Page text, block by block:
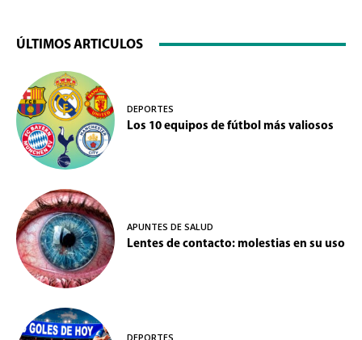
ÚLTIMOS ARTICULOS
DEPORTES
Los 10 equipos de fútbol más valiosos
APUNTES DE SALUD
Lentes de contacto: molestias en su uso
DEPORTES